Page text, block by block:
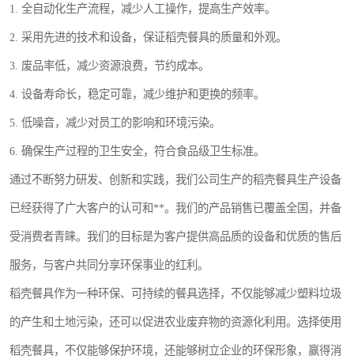
1. 全自动化生产流程，减少人工操作，提高生产效率。
2. 采用先进的技术和设备，保证稻壳餐具的质量和外观。
3. 废品率低，减少资源浪费，节约成本。
4. 设备寿命长，稳定可靠，减少维护和更换的频率。
5. 低噪音，减少对员工的影响和环境污染。
6. 确保生产过程的卫生安全，符合食品级卫生标准。
通过不断努力研发、创新和实践，我们公司生产的稻壳餐具生产设备
已经获得了广大客户的认可和**。我们的产品销售已覆盖全国，并备
受消费者青睐。我们的目标是为客户提供高品质的设备和优质的售后
服务，与客户共同分享环保事业的红利。
稻壳餐具作为一种环保、可持续的餐具选择，不仅能够减少塑料垃圾
的产生和土地污染，还可以促进农业废弃物的资源化利用。选择使用
稻壳餐具，不仅能够保护环境，还能够树立企业的环保形象，赢得消